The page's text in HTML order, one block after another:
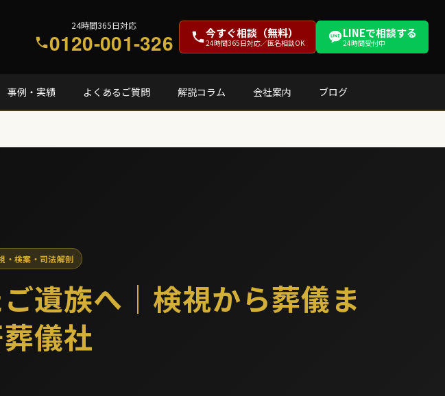
24時間365日対応
0120-001-326 今すぐ相談（無料）
24時間365日対応／匿名相談OK
LINEで相談する
24時間受付中
事例・実績 よくあるご質問 解説コラム 会社案内 ブログ
・検案・司法解剖
遺族へ｜検視から葬儀ま
儀社